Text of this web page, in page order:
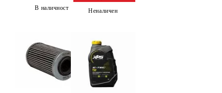
В наличност Неналичен